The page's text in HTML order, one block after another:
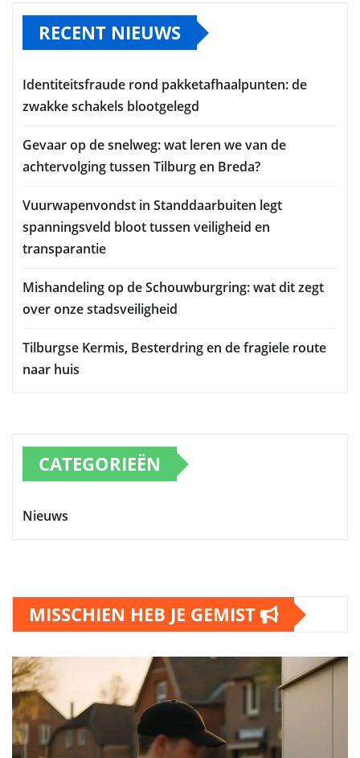
RECENT NIEUWS
Identiteitsfraude rond pakketafhaalpunten: de
zwakke schakels blootgelegd
Gevaar op de snelweg: wat leren we van de
achtervolging tussen Tilburg en Breda?
Vuurwapenvondst in Standdaarbuiten legt
spanningsveld bloot tussen veiligheid en
transparantie
Mishandeling op de Schouwburgring: wat dit zegt
over onze stadsveiligheid
Tilburgse Kermis, Besterdring en de fragiele route
naar huis
CATEGORIEËN
Nieuws
MISSCHIEN HEB JE GEMIST